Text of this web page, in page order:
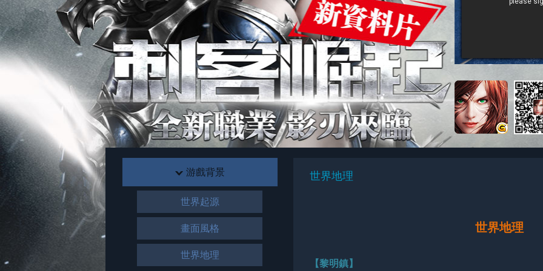
世界地理
世界地理
【黎明鎮】
游戲背景
世界起源
畫面風格
世界地理